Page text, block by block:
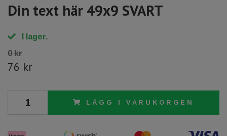
Din text här 49x9 SVART
I lager.
0 kr
76 kr
LÄGG I VARUKORGEN